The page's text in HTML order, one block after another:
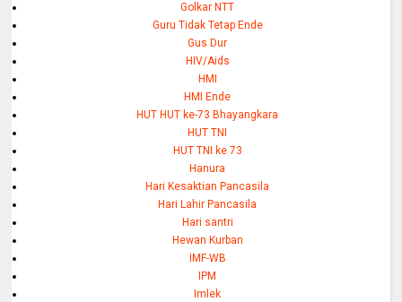
Golkar NTT
Guru Tidak Tetap Ende
Gus Dur
HIV/Aids
HMI
HMI Ende
HUT HUT ke-73 Bhayangkara
HUT TNI
HUT TNI ke 73
Hanura
Hari Kesaktian Pancasila
Hari Lahir Pancasila
Hari santri
Hewan Kurban
IMF-WB
IPM
Imlek